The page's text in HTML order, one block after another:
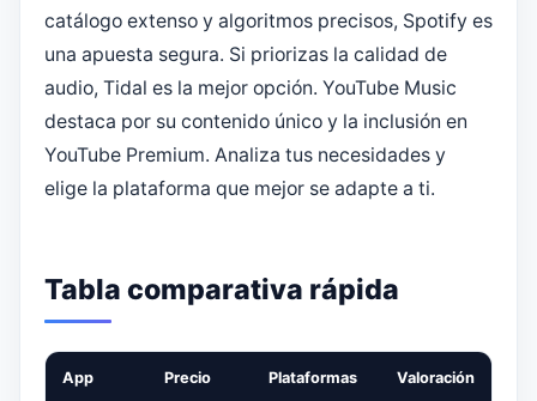
catálogo extenso y algoritmos precisos, Spotify es
una apuesta segura. Si priorizas la calidad de
audio, Tidal es la mejor opción. YouTube Music
destaca por su contenido único y la inclusión en
YouTube Premium. Analiza tus necesidades y
elige la plataforma que mejor se adapte a ti.
Tabla comparativa rápida
App Precio Plataformas Valoración